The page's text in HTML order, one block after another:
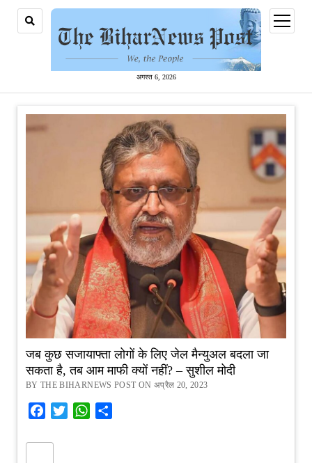
अगस्त 6, 2026
open
menu
जब कुछ सजायाफ्ता लोगों के लिए जेल मैन्युअल बदला जा
सकता है, तब आम माफी क्यों नहीं? – सुशील मोदी
BY THE BIHARNEWS POST ON अप्रैल 20, 2023
Facebook
TwitterWhatsApp